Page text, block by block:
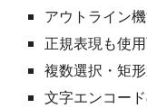
アウトライン
正規表現も使
複数選択・矩
文字エンコー